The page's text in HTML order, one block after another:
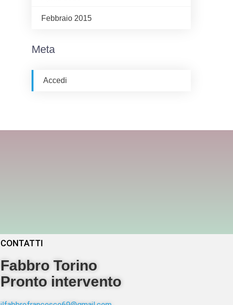
Febbraio 2015
Meta
Accedi
CONTATTI
Fabbro Torino
Pronto intervento